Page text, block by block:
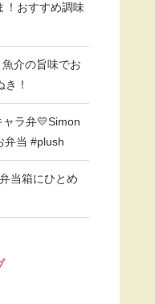
！おすすめ調味
魚介の旨味でお
！
ャラ弁💛Simon
弁当 #plush
当箱にひとめ